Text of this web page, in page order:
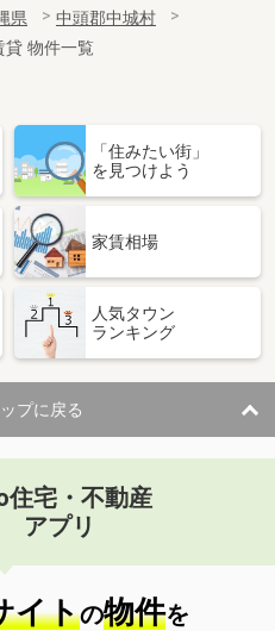
県
中頭郡中城村
貸 物件一覧
「住みたい街」
を見つけよう
家賃相場
人気タウン
ランキング
プに戻る
住宅・不動産
アプリ
イトの物件を